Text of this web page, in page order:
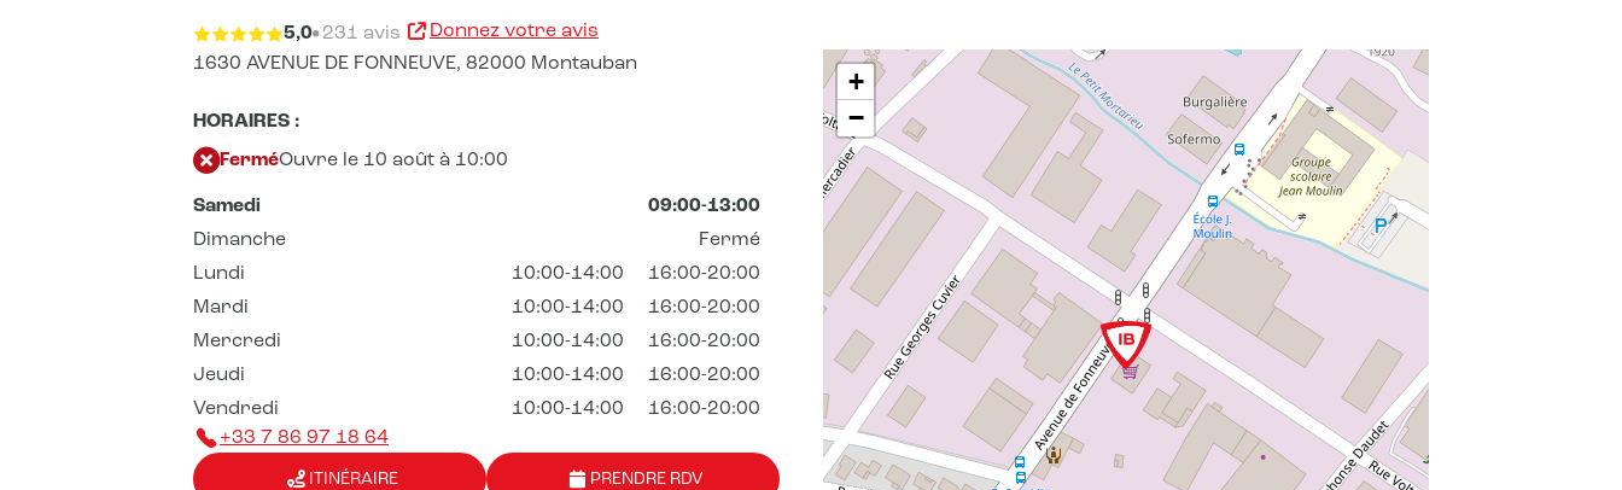
5,0 231 avis
Donnez votre avis
1630 AVENUE DE FONNEUVE, 82000 Montauban
HORAIRES :
FerméOuvre le 10 août à 10:00
Samedi
09:00-13:00
Dimanche
Fermé
Lundi
10:00-14:00
16:00-20:00
Mardi
10:00-14:00
16:00-20:00
Mercredi
10:00-14:00
16:00-20:00
Jeudi
10:00-14:00
16:00-20:00
Vendredi
10:00-14:00
16:00-20:00
+33 7 86 97 18 64
ITINÉRAIRE PRENDRE RDV
+
−